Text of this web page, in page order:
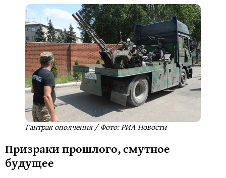
Гантрак ополчения / Фото: РИА Новости
Призраки прошлого, смутное
будущее